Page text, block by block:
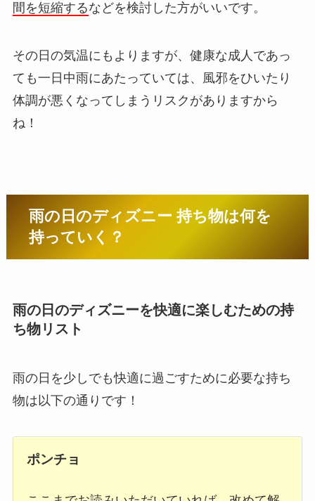
間を短縮するなどを検討した方がいいです。
その日の気温にもよりますが、健康な成人であっ
ても一日中雨にあたっていては、風邪をひいたり
体調が悪くなってしまうリスクがありますから
ね！
雨の日のディズニー 持ち物は何を
持っていく？
雨の日のディズニーを快適に楽しむための持
ち物リスト
雨の日を少しでも快適に過ごすために必要な持ち
物は以下の通りです！
ポンチョ